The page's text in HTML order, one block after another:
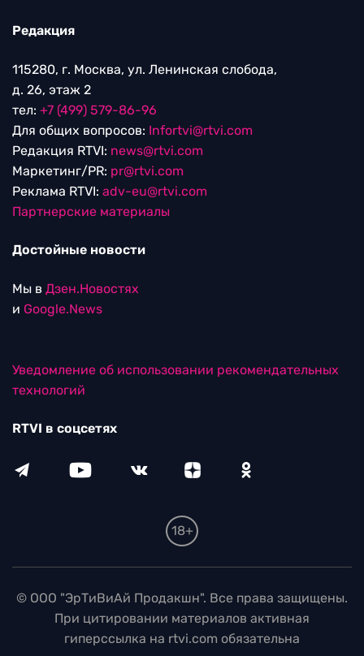
Редакция
115280, г. Москва, ул. Ленинская слобода,
д. 26, этаж 2
тел: +7 (499) 579-86-96
Для общих вопросов: Infortvi@rtvi.com
Редакция RTVI: news@rtvi.com
Маркетинг/PR: pr@rtvi.com
Реклама RTVI: adv-eu@rtvi.com
Партнерские материалы
Достойные новости
Мы в Дзен.Новостях
и Google.News
Уведомление об использовании рекомендательных
технологий
RTVI в соцсетях
18+
© ООО "ЭрТиВиАй Продакшн". Все права защищены.
При цитировании материалов активная
гиперссылка на rtvi.com обязательна